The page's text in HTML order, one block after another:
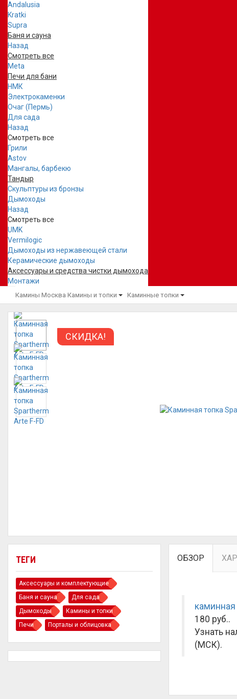
Andalusia
Kratki
Supra
Баня и сауна
Назад
Смотреть все
Meta
Печи для бани
НМК
Электрокаменки
Очаг (Пермь)
Для сада
Назад
Смотреть все
Грили
Astov
Мангалы, барбекю
Тандыр
Скульптуры из бронзы
Дымоходы
Назад
Смотреть все
UMK
Vermilogic
Дымоходы из нержавеющей стали
Керамические дымоходы
Аксессуары и средства чистки дымохода
Монтажи
Камины Москва Камины и топки Каминные топки
СКИДКА!
ТЕГИ
Аксессуары и комплектующие
Баня и сауна
Для сада
Дымоходы
Камины и топки
Печи
Порталы и облицовка
ОБЗОР
каминная
180 руб..
Узнать
(МСК).